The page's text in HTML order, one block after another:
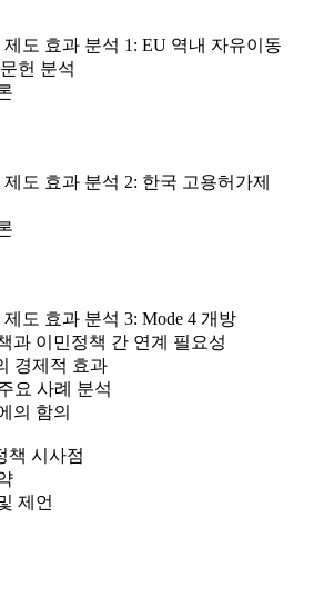
도 효과 분석 1: EU 역내 자유이동
헌 분석
도 효과 분석 2: 한국 고용허가제
도 효과 분석 3: Mode 4 개방
과 이민정책 간 연계 필요성
경제적 효과
요 사례 분석
의 함의
책 시사점
제언